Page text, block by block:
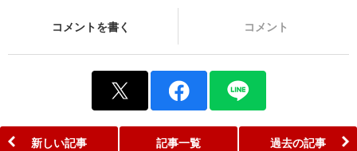
コメントを書く コメント
新しい記事 記事一覧 過去の記事